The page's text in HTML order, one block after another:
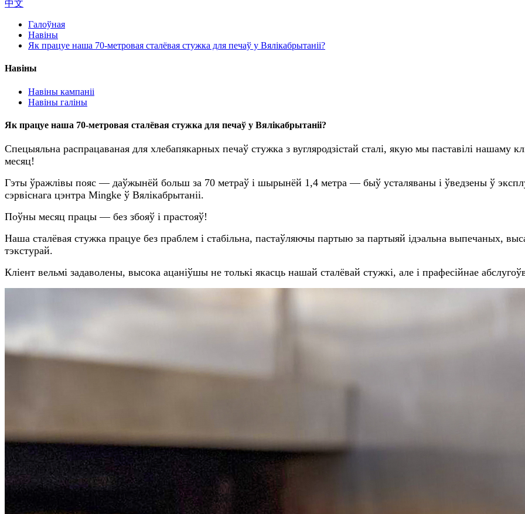
中文
Галоўная
Навіны
Як працуе наша 70-метровая сталёвая стужка для печаў у Вялікабрытаніі?
Навіны
Навіны кампаніі
Навіны галіны
Як працуе наша 70-метровая сталёвая стужка для печаў у Вялікабрытаніі?
Спецыяльна распрацаваная для хлебапякарных печаў стужка з вугляродзістай сталі, якую мы паставілі нашаму
месяц!
Гэты ўражлівы пояс — даўжынёй больш за 70 метраў і шырынёй 1,4 метра — быў усталяваны і ўведзены ў
сэрвіснага цэнтра Mingke ў Вялікабрытаніі.
Поўны месяц працы — без збояў і прастояў!
Наша сталёвая стужка працуе без праблем і стабільна, пастаўляючы партыю за партыяй ідэальна выпечаных,
тэкстурай.
Кліент вельмі задаволены, высока ацаніўшы не толькі якасць нашай сталёвай стужкі, але і прафесійнае